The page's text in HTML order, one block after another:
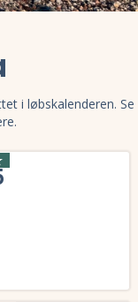
i løbskalenderen. Se